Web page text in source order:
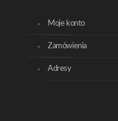
Moje konto
Zamówienia
Adresy